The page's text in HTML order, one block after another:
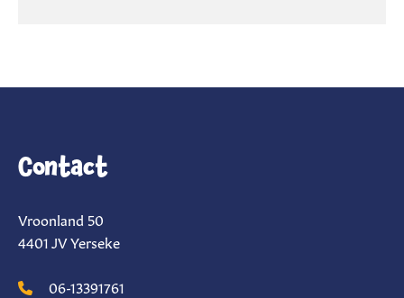
Contact
Vroonland 50
4401 JV Yerseke
06-13391761